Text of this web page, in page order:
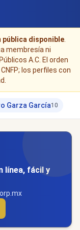
pública disponible
membresía ni
A.C. El orden
los perfiles con
Garza García10
línea, fácil y